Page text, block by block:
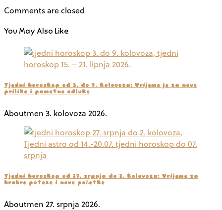
Comments are closed
You May Also Like
Tjedni horoskop od 3. do 9. kolovoza: Vrijeme je za nove
prilike i pametne odluke
Aboutmen 3. kolovoza 2026.
Tjedni horoskop od 27. srpnja do 2. kolovoza: Vrijeme za
hrabre poteze i nove početke
Aboutmen 27. srpnja 2026.